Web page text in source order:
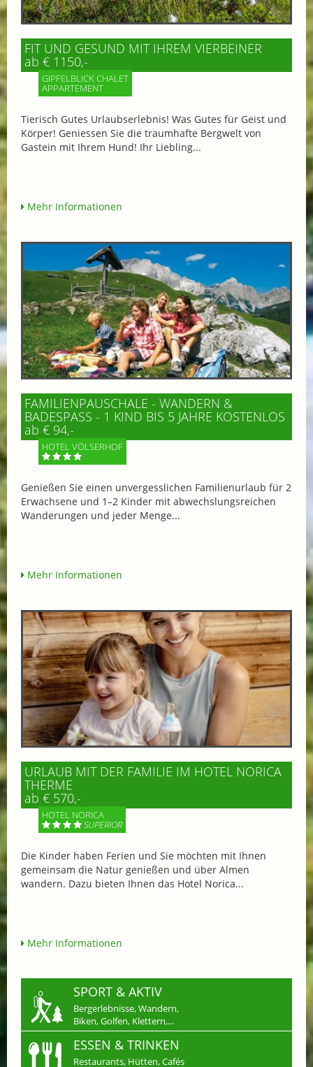
FIT UND GESUND MIT IHREM VIERBEINER
ab € 1150,-
GIPFELBLICK CHALET
APPARTEMENT
Tierisch Gutes Urlaubserlebnis! Was Gutes für Geist und
Körper! Geniessen Sie die traumhafte Bergwelt von
Gastein mit Ihrem Hund! Ihr Liebling...
Mehr Informationen
FAMILIENPAUSCHALE - WANDERN &
BADESPASS - 1 KIND BIS 5 JAHRE KOSTENLOS
ab € 94,-
HOTEL VÖLSERHOF
Genießen Sie einen unvergesslichen Familienurlaub für 2
Erwachsene und 1–2 Kinder mit abwechslungsreichen
Wanderungen und jeder Menge...
Mehr Informationen
URLAUB MIT DER FAMILIE IM HOTEL NORICA
THERME
ab € 570,-
HOTEL NORICA
SUPERIOR
Die Kinder haben Ferien und Sie möchten mit Ihnen
gemeinsam die Natur genießen und über Almen
wandern. Dazu bieten Ihnen das Hotel Norica...
Mehr Informationen
SPORT & AKTIV
Bergerlebnisse, Wandern,
Biken, Golfen, Klettern,...
ESSEN & TRINKEN
Restaurants, Hütten, Cafés